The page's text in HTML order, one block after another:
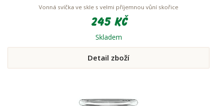
Vonná svíčka ve skle s velmi příjemnou vůní skořice
245 Kč
Skladem
Detail zboží